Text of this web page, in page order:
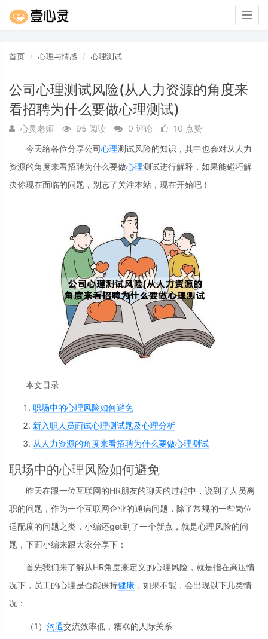
首页 心理与情感 心理测试
公司心理测试风险(从人力资源的角度来
看招聘为什么要做心理测试)
心灵老师 95 阅读 0 评论
10 点赞
今天给各位分享公司心理测试风险的知识，其中也会对从人力
资源的角度来看招聘为什么要做心理测试进行解释，如果能碰巧解
决你现在面临的问题，别忘了关注本站，现在开始吧！
本文目录
职场中的心理风险如何避免
新入职人员面试心理测试题及心理分析
从人力资源的角度来看招聘为什么要做心理测试
职场中的心理风险如何避免
昨天在跟一位互联网的HR朋友的聊天的过程中，说到了人员离
职的问题，作为一个互联网企业的通病问题，除了常规的一些岗位
适配度的问题之类，小编还get到了一个新点，就是心理风险的问
题，下面小编来跟大家分享下：
首先我们来了解从HR角度来定义的心理风险，就是指在高压情
况下，员工的心理是否能保持健康 ，如果不能，会出现以下几类情
况：
（1） 沟通交流效率低，糟糕的人际关系